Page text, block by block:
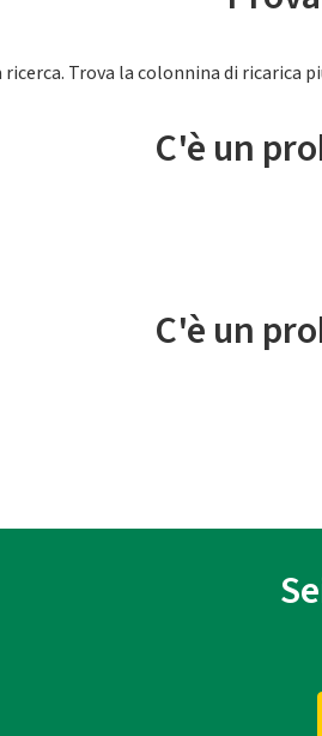
Trova la colonnina di ricarica
C'è un
C'è un